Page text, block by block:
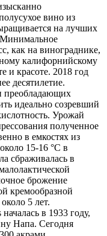
вино из
на лучших
как на винограднике,
калифорнийскому
и красоте. 2018 год
десятилетие.
преобладающих
идеально созревший
Урожай
полученное
в емкостях из
15-16 °С в
сбраживалась в
брожение
кремообразной
5 лет.
в 1933 году,
Напа. Сегодня